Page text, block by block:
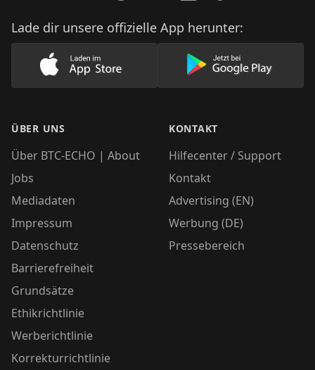
Lade dir unsere offizielle App herunter:
Lade unsere App im AppStore herunter
Lade unsere
ÜBER UNS
Über BTC-ECHO | About
Jobs
Mediadaten
Impressum
Datenschutz
Barrierefreiheit
Grundsätze
Ethikrichtlinie
Werberichtlinie
Korrekturrichtlinie
KONTAKT
Hilfecenter / Support
Kontakt
Advertising (EN)
Werbung (DE)
Pressebereich